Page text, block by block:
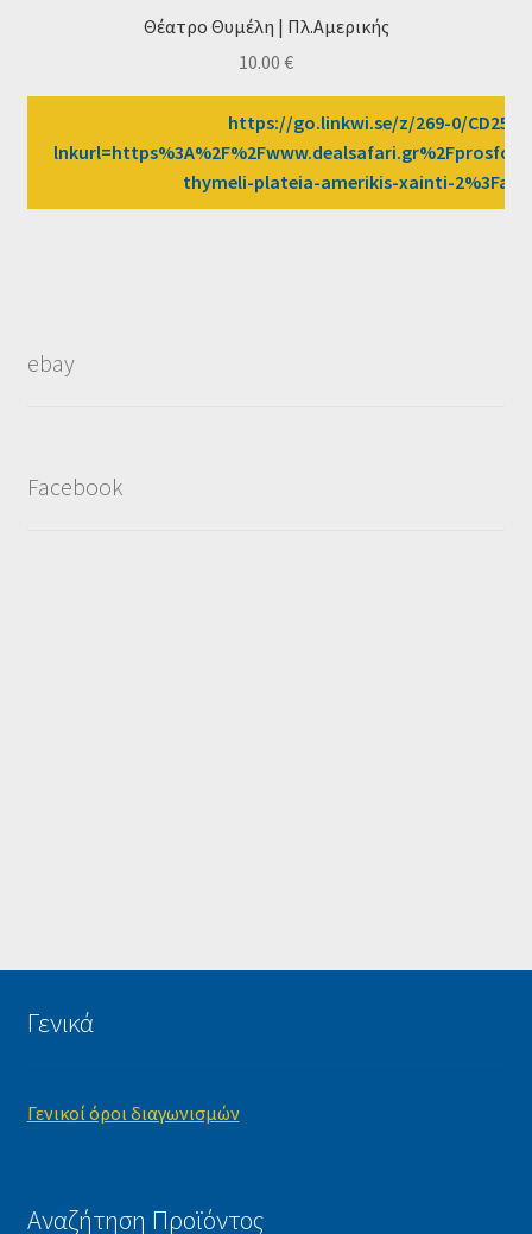
Θέατρο Θυμέλη | Πλ.Αμερικής
10.00 €
https://go.linkwi.se/z/269-0/
thymeli-plateia-amerikis-xainti-
ebay
Facebook
Γενικά
Γενικοί όροι διαγωνισμών
Αναζήτηση Προϊόντος